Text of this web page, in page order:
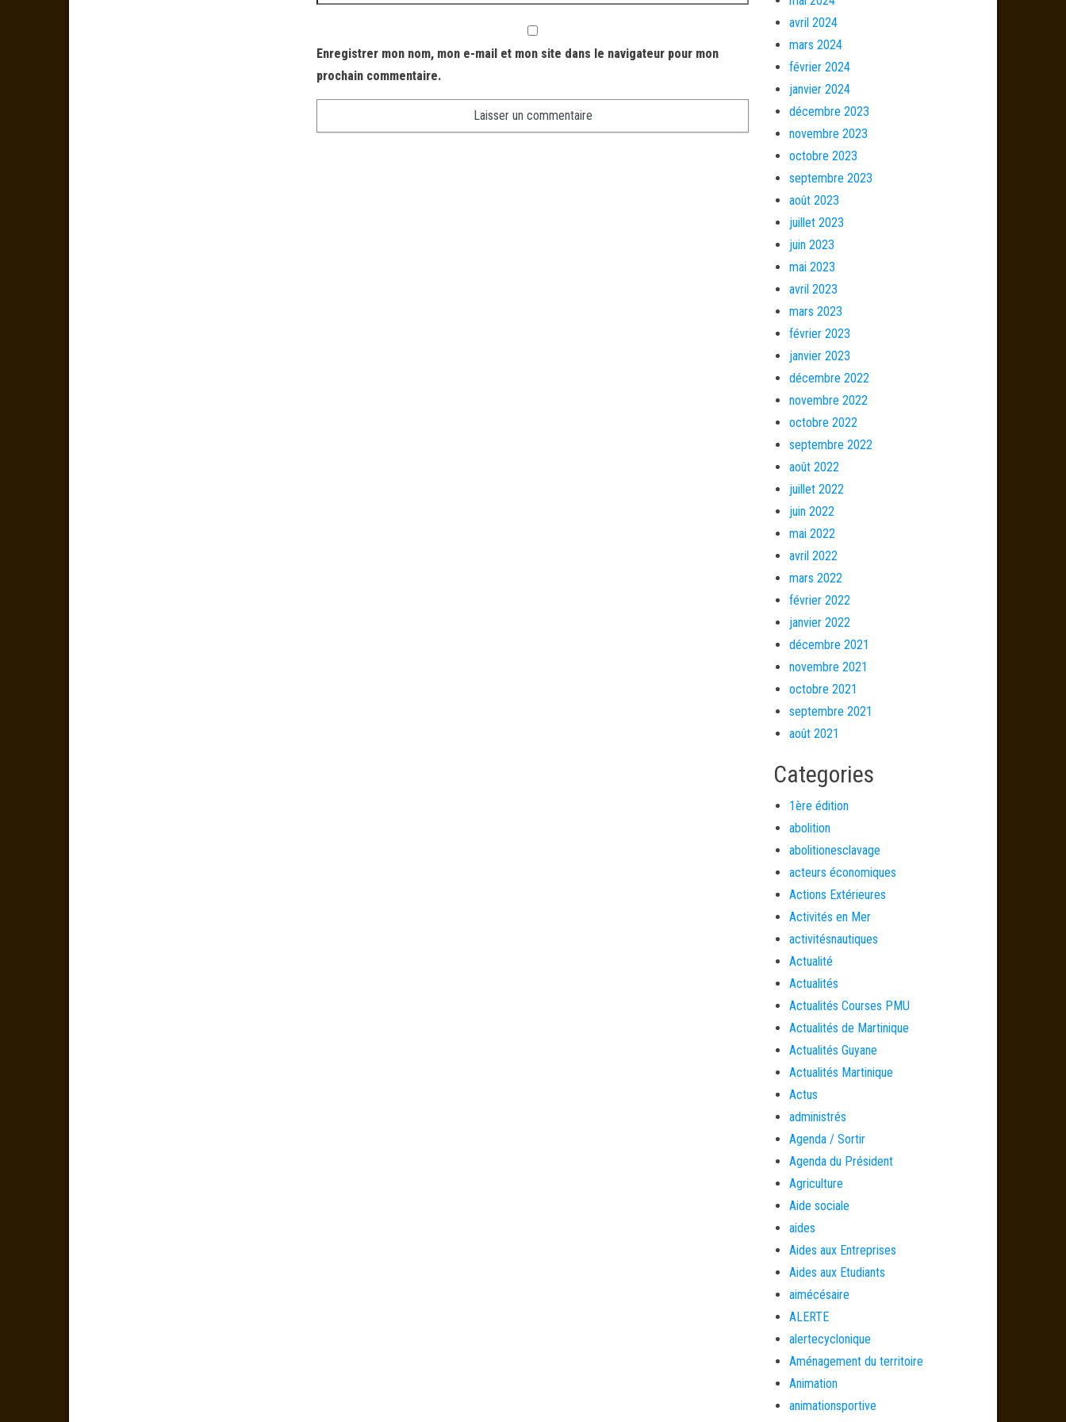
Enregistrer mon nom, mon e-mail et mon site dans le navigateur pour mon
prochain commentaire.
avril 2024
mars 2024
février 2024
janvier 2024
décembre 2023
novembre 2023
octobre 2023
septembre 2023
août 2023
juillet 2023
juin 2023
mai 2023
avril 2023
mars 2023
février 2023
janvier 2023
décembre 2022
novembre 2022
octobre 2022
septembre 2022
août 2022
juillet 2022
juin 2022
mai 2022
avril 2022
mars 2022
février 2022
janvier 2022
décembre 2021
novembre 2021
octobre 2021
septembre 2021
août 2021
Categories
1ère édition
abolition
abolitionesclavage
acteurs économiques
Actions Extérieures
Activités en Mer
activitésnautiques
Actualité
Actualités
Actualités Courses PMU
Actualités de Martinique
Actualités Guyane
Actualités Martinique
Actus
administrés
Agenda / Sortir
Agenda du Président
Agriculture
Aide sociale
aides
Aides aux Entreprises
Aides aux Etudiants
aimécésaire
ALERTE
alertecyclonique
Aménagement du territoire
Animation
animationsportive